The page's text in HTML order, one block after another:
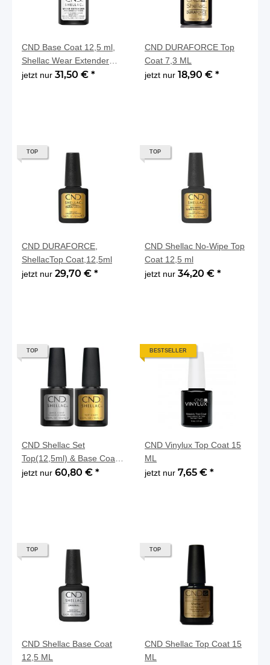
CND Base Coat 12,5 ml,
Shellac Wear Extender
NEW
jetzt nur 31,50 € *
CND DURAFORCE Top
Coat 7,3 ML
jetzt nur 18,90 € *
TOP
CND DURAFORCE,
ShellacTop Coat,12,5ml
jetzt nur 29,70 € *
TOP
CND Shellac No-Wipe Top
Coat 12,5 ml
jetzt nur 34,20 € *
TOP
CND Shellac Set
Top(12,5ml) & Base Coat,
(12,5ml)
jetzt nur 60,80 € *
BESTSELLER
CND Vinylux Top Coat 15
ML
jetzt nur 7,65 € *
TOP
CND Shellac Base Coat
12,5 ML
TOP
CND Shellac Top Coat 15
ML